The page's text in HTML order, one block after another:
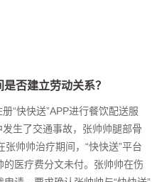
否建立劳动关系？
“快快送”APP进行餐饮配送服
生了交通事故，张帅帅腿部骨
帅帅治疗期间，“快快送”平台
医疗费分文未付。张帅帅在伤